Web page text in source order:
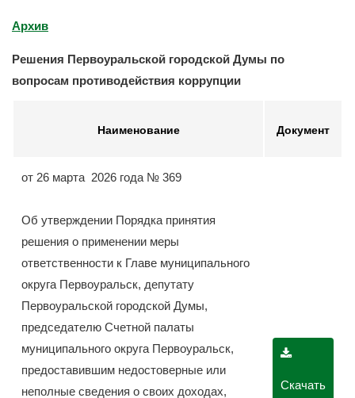
Архив
Решения Первоуральской городской Думы по
вопросам противодействия коррупции
Наименование Документ
от 26 марта 2026 года № 369
Об утверждении Порядка принятия
решения о применении меры
ответственности к Главе муниципального
округа Первоуральск, депутату
Первоуральской городской Думы,
председателю Счетной палаты
муниципального округа Первоуральск,
предоставившим недостоверные или
неполные сведения о своих доходах,
Скачать